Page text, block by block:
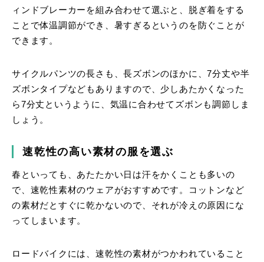
ィンドブレーカーを組み合わせて選ぶと、脱ぎ着をする
ことで体温調節ができ、暑すぎるというのを防ぐことが
できます。
サイクルパンツの長さも、長ズボンのほかに、7分丈や半
ズボンタイプなどもありますので、少しあたかくなった
ら7分丈というように、気温に合わせてズボンも調節しま
しょう。
速乾性の高い素材の服を選ぶ
春といっても、あたたかい日は汗をかくことも多いの
で、速乾性素材のウェアがおすすめです。コットンなど
の素材だとすぐに乾かないので、それが冷えの原因にな
ってしまいます。
ロードバイクには、速乾性の素材がつかわれていること